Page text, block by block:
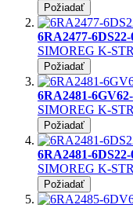
Požiadať
6RA2477-6DS22-
SIMOREG K-
Požiadať
6RA2481-
SIMOREG K-
Požiadať
6RA2481-6DS22-
SIMOREG K-
Požiadať